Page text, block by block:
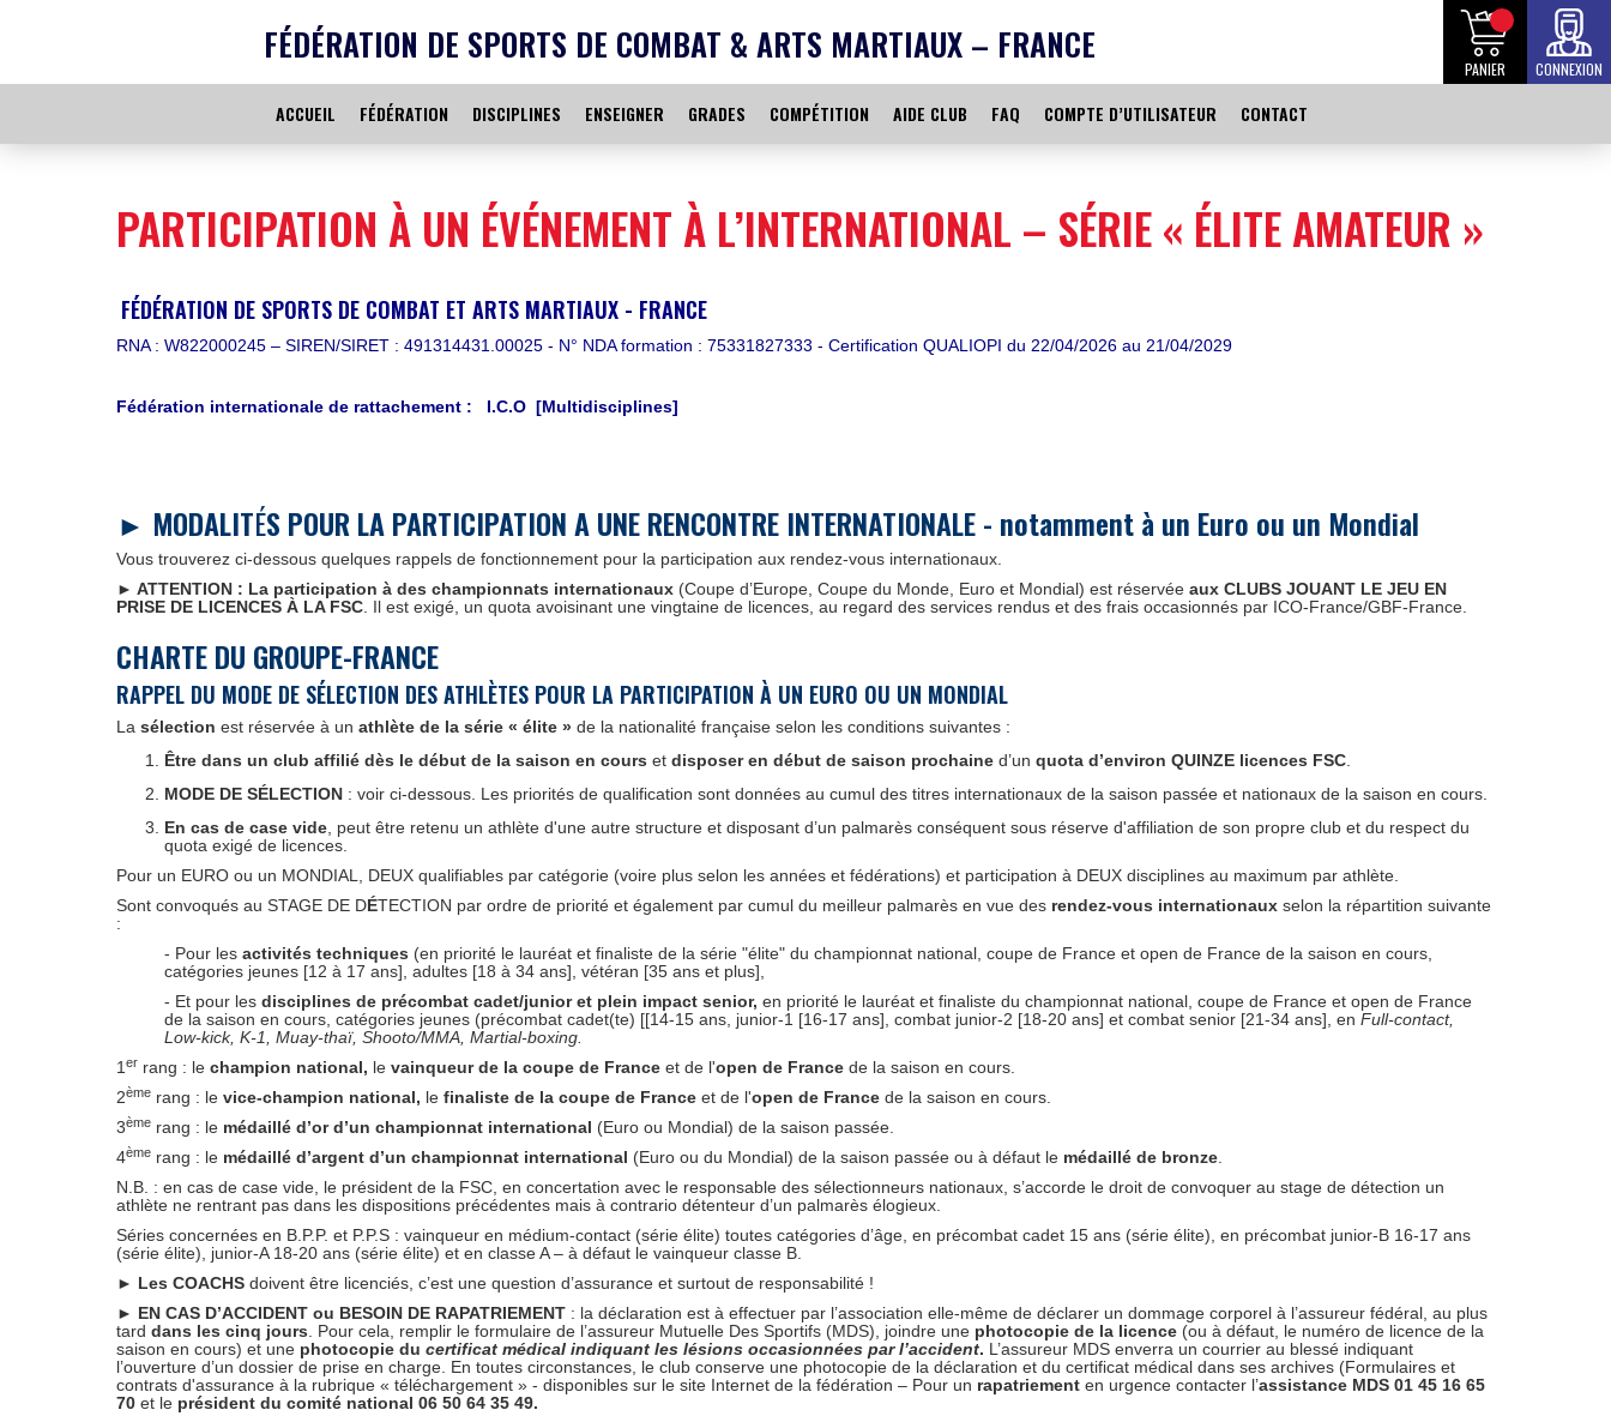
FÉDÉRATION DE SPORTS DE COMBAT & ARTS MARTIAUX – FRANCE
PANIER CONNEXION
ACCUEIL FÉDÉRATION DISCIPLINES ENSEIGNER GRADES COMPÉTITION AIDE CLUB FAQ COMPTE D’UTILISATEUR CONTACT
PARTICIPATION À UN ÉVÉNEMENT À L’INTERNATIONAL – SÉRIE « ÉLITE AMATEUR »
FÉDÉRATION DE SPORTS DE COMBAT ET ARTS MARTIAUX - FRANCE
RNA : W822000245 – SIREN/SIRET : 491314431.00025 - N° NDA formation : 75331827333 - Certification QUALIOPI du 22/04/2026 au 21/04/2029
Fédération internationale de rattachement : I.C.O [Multidisciplines]
► MODALITÉS POUR LA PARTICIPATION A UNE RENCONTRE INTERNATIONALE - notamment à un Euro ou un Mondial
Vous trouverez ci-dessous quelques rappels de fonctionnement pour la participation aux rendez-vous internationaux.
► ATTENTION : La participation à des championnats internationaux (Coupe d’Europe, Coupe du Monde, Euro et Mondial) est réservée aux CLUBS JOUANT LE JEU EN
PRISE DE LICENCES À LA FSC . Il est exigé, un quota avoisinant une vingtaine de licences, au regard des services rendus et des frais occasionnés par ICO-France/GBF-France.
CHARTE DU GROUPE-FRANCE
RAPPEL DU MODE DE SÉLECTION DES ATHLÈTES POUR LA PARTICIPATION À UN EURO OU UN MONDIAL
La sélection est réservée à un athlète de la série « élite » de la nationalité française selon les conditions suivantes :
Être dans un club affilié dès le début de la saison en cours et disposer en début de saison prochaine d’un quota d’environ QUINZE licences FSC
MODE DE SÉLECTION : voir ci-dessous. Les priorités de qualification sont données au cumul des titres internationaux de la saison passée et nationaux de la saison en cours.
En cas de case vide , peut être retenu un athlète d'une autre structure et disposant d’un palmarès conséquent sous réserve d'affiliation de son propre club et du respect du
quota exigé de licences.
Pour un EURO ou un MONDIAL, DEUX qualifiables par catégorie (voire plus selon les années et fédérations) et participation à DEUX disciplines au maximum par athlète.
Sont convoqués au STAGE DE DÉTECTION par ordre de priorité et également par cumul du meilleur palmarès en vue des rendez-vous internationaux selon la répartition suivante
:
- Pour les activités techniques (en priorité le lauréat et finaliste de la série "élite" du championnat national, coupe de France et open de France de la saison en cours,
catégories jeunes [12 à 17 ans], adultes [18 à 34 ans], vétéran [35 ans et plus],
- Et pour les disciplines de précombat cadet/junior et plein impact senior, en priorité le lauréat et finaliste du championnat national, coupe de France et open de France
de la saison en cours, catégories jeunes (précombat cadet(te) [[14-15 ans, junior-1 [16-17 ans], combat junior-2 [18-20 ans] et combat senior [21-34 ans], en Full-contact,
Low-kick, K-1, Muay-thaï, Shooto/MMA, Martial-boxing.
1 er rang : le champion national, le vainqueur de la coupe de France et de l'open de France de la saison en cours.
2ème rang : le vice-champion national, le finaliste de la coupe de France et de l'open de France de la saison en cours.
3ème rang : le médaillé d’or d’un championnat international (Euro ou Mondial) de la saison passée.
4ème rang : le médaillé d’argent d’un championnat international (Euro ou du Mondial) de la saison passée ou à défaut le médaillé de bronze
N.B. : en cas de case vide, le président de la FSC, en concertation avec le responsable des sélectionneurs nationaux, s’accorde le droit de convoquer au stage de détection un
athlète ne rentrant pas dans les dispositions précédentes mais à contrario détenteur d’un palmarès élogieux.
Séries concernées en B.P.P. et P.P.S : vainqueur en médium-contact (série élite) toutes catégories d’âge, en précombat cadet 15 ans (série élite), en précombat junior-B 16-17 ans
(série élite), junior-A 18-20 ans (série élite) et en classe A – à défaut le vainqueur classe B.
► Les COACHS doivent être licenciés, c’est une question d’assurance et surtout de responsabilité !
► EN CAS D’ACCIDENT ou BESOIN DE RAPATRIEMENT : la déclaration est à effectuer par l’association elle-même de déclarer un dommage corporel à l’assureur fédéral, au plus
tard dans les cinq jours . Pour cela, remplir le formulaire de l’assureur Mutuelle Des Sportifs (MDS), joindre une photocopie de la licence (ou à défaut, le numéro de licence de la
saison en cours) et une photocopie du certificat médical indiquant les lésions occasionnées par l’accident. L’assureur MDS enverra un courrier au blessé indiquant
l’ouverture d’un dossier de prise en charge. En toutes circonstances, le club conserve une photocopie de la déclaration et du certificat médical dans ses archives (Formulaires et
contrats d'assurance à la rubrique « téléchargement » - disponibles sur le site Internet de la fédération – Pour un rapatriement en urgence contacter l’assistance MDS 01 45 16 65
70 et le président du comité national 06 50 64 35 49.